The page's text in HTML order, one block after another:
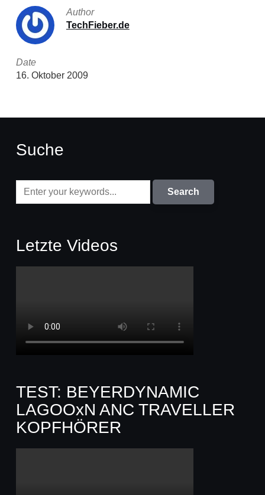
Author
TechFieber.de
Date
16. Oktober 2009
Suche
Letzte Videos
TEST: BEYERDYNAMIC
LAGOOxN ANC TRAVELLER
KOPFHÖRER